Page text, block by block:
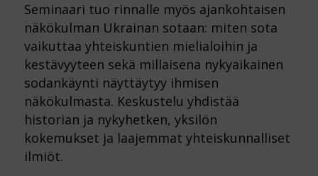
Seminaari tuo rinnalle myös ajankohtaisen
näkökulman Ukrainan sotaan: miten sota
vaikuttaa yhteiskuntien mielialoihin ja
kestävyyteen sekä millaisena nykyaikainen
sodankäynti näyttäytyy ihmisen
näkökulmasta. Keskustelu yhdistää
historian ja nykyhetken, yksilön
kokemukset ja laajemmat yhteiskunnalliset
ilmiöt.